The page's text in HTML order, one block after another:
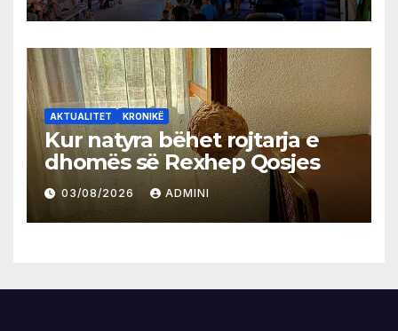
AKTUALITET KRONIKË
Kur natyra bëhet rojtarja e
dhomës së Rexhep Qosjes
03/08/2026 ADMINI